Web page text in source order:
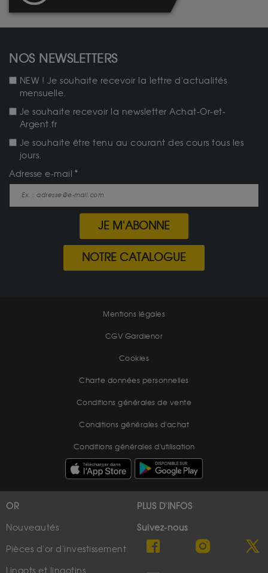
NOS NEWSLETTERS
NEW ! Je souhaite recevoir la lettre d'actualités
mensuelle.
Je souhaite recevoir la newsletter Achat-Or-et-
Argent.fr
Je souhaite être tenu au courant des cours tous les
jours.
Adresse e-mail
JE M'ABONNE
NOTRE CATALOGUE
Mentions légales
CGV Gardienor
Cookies
Charte données personnelles
Conditions générales de vente
Conditions générales d'achat
Conditions générales d'utilisation
OR
Nouveautés
Pièces d'or d'investissement
PLUS D'INFOS
Suivez-nous